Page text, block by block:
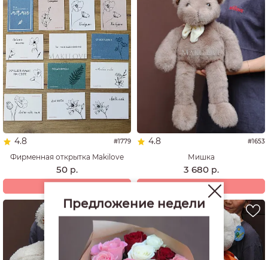
4.8 #1779
Фирменная открытка Makilove
50 р.
4.8 #1653
Мишка
3 680 р.
Купить
Предложение недели